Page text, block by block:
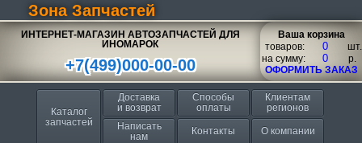
Зона Запчастей
ИНТЕРНЕТ-МАГАЗИН АВТОЗАПЧАСТЕЙ ДЛЯ
ИНОМАРОК
+7(499)000-00-00
Ваша корзина
товаров:
шт.
на сумму:
p.
ОФОРМИТЬ ЗАКАЗ
Каталог
запчастей
Доставка
и возврат
Способы
оплаты
Клиентам
регионов
Написать
нам
Контакты О компании